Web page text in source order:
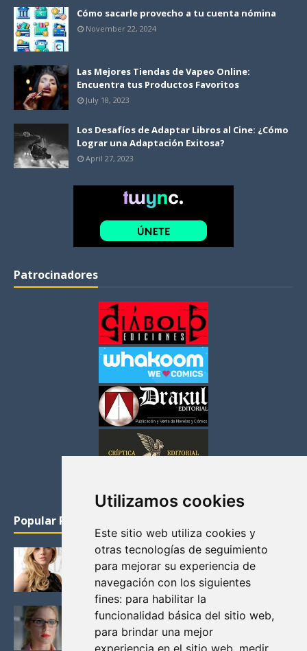
Utilizamos cookies
Este sitio web utiliza cookies y
otras tecnologías de seguimiento
para mejorar su experiencia de
navegación con los siguientes
fines: para habilitar la
funcionalidad básica del sitio web,
para brindar una mejor
experiencia en el sitio web medir
Cómo sacarle provecho a tu cuenta nómina
November 22, 2024
Las Mejores Tiendas de Vapeo Online:
Encuentra tus Productos Favoritos
July 18, 2023
Los Desafíos de Adaptar Libros al Cine: ¿Cómo
Lograr una Adaptación Exitosa?
April 27, 2023
Patrocinadores
Popular Posts
KATHERYN WINNICK: LA ACTRIZ MAS GUAPA DE
VIKINGOS
Junio 14, 2013
FELICITY (EMILY BETT RICKARDS), LAS FOTOS
MAS BONITAS DE LA ALIADA DE ARROW
Noviembre 30, 2013